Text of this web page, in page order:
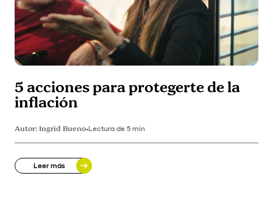
5 acciones para protegerte de la
inflación
Autor:Ingrid Bueno•Lectura de 5 min
Leer más